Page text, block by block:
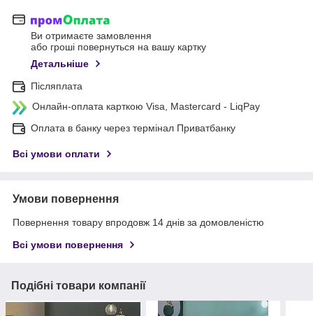
Ви отримаєте замовлення
або гроші повернуться на вашу картку
Детальніше
Післяплата
Онлайн-оплата карткою Visa, Mastercard - LiqPay
Оплата в банку через термінал Приватбанку
Всі умови оплати
Умови повернення
Повернення товару впродовж 14 днів за домовленістю
Всі умови повернення
Подібні товари компанії